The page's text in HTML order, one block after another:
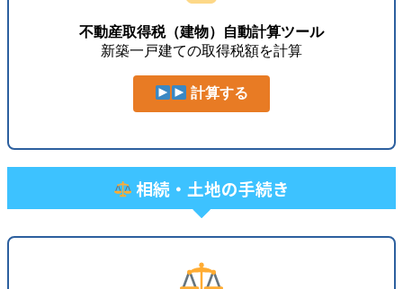
不動産取得税（建物）自動計算ツール
新築一戸建ての取得税額を計算
計算する
相続・土地の手続き